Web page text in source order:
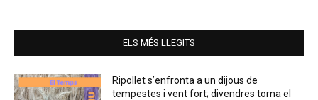
ELS MÉS LLEGITS
Ripollet s’enfronta a un dijous de
tempestes i vent fort; divendres torna el